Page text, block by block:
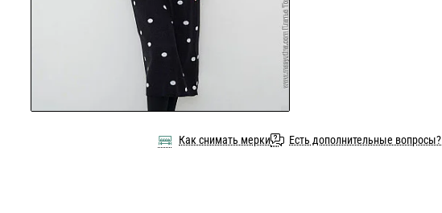
Как снимать мерки Есть дополнительные вопросы?